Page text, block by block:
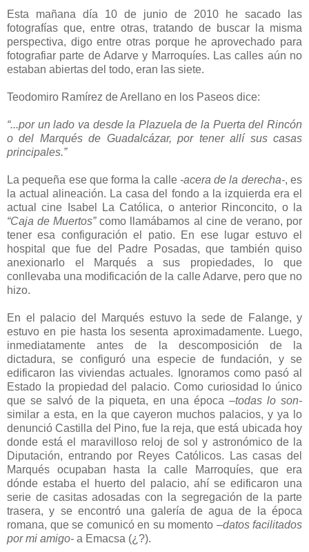
Esta mañana día 10 de junio de 2010 he sacado las
fotografías que, entre otras, tratando de buscar la misma
perspectiva, digo entre otras porque he aprovechado para
fotografiar parte de Adarve y Marroquíes. Las calles aún no
estaban abiertas del todo, eran las siete.
Teodomiro Ramírez de Arellano en los Paseos dice:
“...por un lado va desde la Plazuela de la Puerta del Rincón
o del Marqués de Guadalcázar, por tener allí sus casas
principales.”
La pequeña ese que forma la calle -acera de la derecha-, es
la actual alineación. La casa del fondo a la izquierda era el
actual cine Isabel La Católica, o anterior Rinconcito, o la
“Caja de Muertos”como llamábamos al cine de verano, por
tener esa configuración el patio. En ese lugar estuvo el
hospital que fue del Padre Posadas, que también quiso
anexionarlo el Marqués a sus propiedades, lo que
conllevaba una modificación de la calle Adarve, pero que no
hizo.
En el palacio del Marqués estuvo la sede de Falange, y
estuvo en pie hasta los sesenta aproximadamente. Luego,
inmediatamente antes de la descomposición de la
dictadura, se configuró una especie de fundación, y se
edificaron las viviendas actuales. Ignoramos como pasó al
Estado la propiedad del palacio. Como curiosidad lo único
que se salvó de la piqueta, en una época –todas lo son-
similar a esta, en la que cayeron muchos palacios, y ya lo
denunció Castilla del Pino, fue la reja, que está ubicada hoy
donde está el maravilloso reloj de sol y astronómico de la
Diputación, entrando por Reyes Católicos. Las casas del
Marqués ocupaban hasta la calle Marroquíes, que era
dónde estaba el huerto del palacio, ahí se edificaron una
serie de casitas adosadas con la segregación de la parte
trasera, y se encontró una galería de agua de la época
romana, que se comunicó en su momento –datos facilitados
por mi amigo- a Emacsa (¿?).